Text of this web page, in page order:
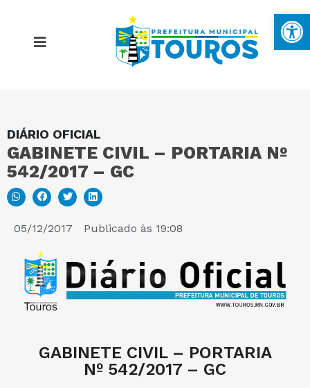
DIÁRIO OFICIAL
GABINETE CIVIL – PORTARIA Nº
542/2017 – GC
05/12/2017 Publicado às 19:08
GABINETE CIVIL – PORTARIA
Nº 542/2017 – GC
MAPA DO SITE
PORTAL DA TRANSPARÊNCIA
E-SIC
PERGUNTAS FREQUENTES